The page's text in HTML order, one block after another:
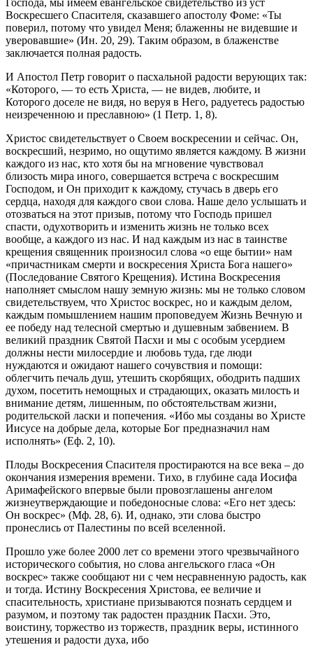
Господа, мы имеем евангельское свидетельство из уст
Воскресшего Спасителя, сказавшего апостолу Фоме: «Ты
поверил, потому что увидел Меня; блаженны не видевшие и
уверовавшие» (Ин. 20, 29). Таким образом, в блаженстве
заключается полная радость.
И Апостол Петр говорит о пасхальной радости верующих так:
«Которого, — то есть Христа, — не видев, любите, и
Которого доселе не видя, но веруя в Него, радуетесь радостью
неизреченною и преславною» (1 Петр. 1, 8).
Христос свидетельствует о Своем воскресении и сейчас. Он,
воскресший, незримо, но ощутимо является каждому. В жизни
каждого из нас, кто хотя бы на мгновение чувствовал
близость мира иного, совершается встреча с воскресшим
Господом, и Он приходит к каждому, стучась в дверь его
сердца, находя для каждого свои слова. Наше дело услышать и
отозваться на этот призыв, потому что Господь пришел
спасти, одухотворить и изменить жизнь не только всех
вообще, а каждого из нас. И над каждым из нас в таинстве
крещения священник произносил слова «о еще бытии» нам
«причастникам смерти и воскресения Христа Бога нашего»
(Последование Святого Крещения). Истина Воскресения
наполняет смыслом нашу земную жизнь: мы не только словом
свидетельствуем, что Христос воскрес, но и каждым делом,
каждым помышлением нашим проповедуем Жизнь Вечную и
ее победу над телесной смертью и душевным забвением. В
великий праздник Святой Пасхи и мы с особым усердием
должны нести милосердие и любовь туда, где люди
нуждаются и ожидают нашего сочувствия и помощи:
облегчить печаль душ, утешить скорбящих, ободрить падших
духом, посетить немощных и страдающих, оказать милость и
внимание детям, лишенным, по обстоятельствам жизни,
родительской ласки и попечения. «Ибо мы созданы во Христе
Иисусе на добрые дела, которые Бог предназначил нам
исполнять» (Еф. 2, 10).
Плоды Воскресения Спасителя простираются на все века – до
окончания измерения времени. Тихо, в глубине сада Иосифа
Аримафейского впервые были провозглашены ангелом
жизнеутверждающие и победоносные слова: «Его нет здесь:
Он воскрес» (Мф. 28, 6). И, однако, эти слова быстро
пронеслись от Палестины по всей вселенной.
Прошло уже более 2000 лет со времени этого чрезвычайного
исторического события, но слова ангельского гласа «Он
воскрес» также сообщают ни с чем несравненную радость, как
и тогда. Истину Воскресения Христова, ее величие и
спасительность, христиане призываются познать сердцем и
разумом, и поэтому так радостен праздник Пасхи. Это,
воистину, торжество из торжеств, праздник веры, истинного
утешения и радости духа, ибо